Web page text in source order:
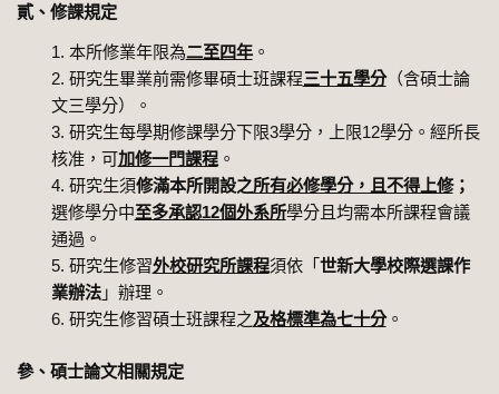
貳、修課規定
本所修業年限為二至四年。
研究生畢業前需修畢碩士班課程三十五學分（含碩士論
文三學分）。
研究生每學期修課學分下限3學分，上限12學分。經所長
核准，可加修一門課程。
研究生須修滿本所開設之所有必修學分，且不得上修；
選修學分中至多承認12個外系所學分且均需本所課程會議
通過。
研究生修習外校研究所課程須依「 世新大學校際選課作
業辦法」辦理。
研究生修習碩士班課程之及格標準為七十分。
參、碩士論文相關規定